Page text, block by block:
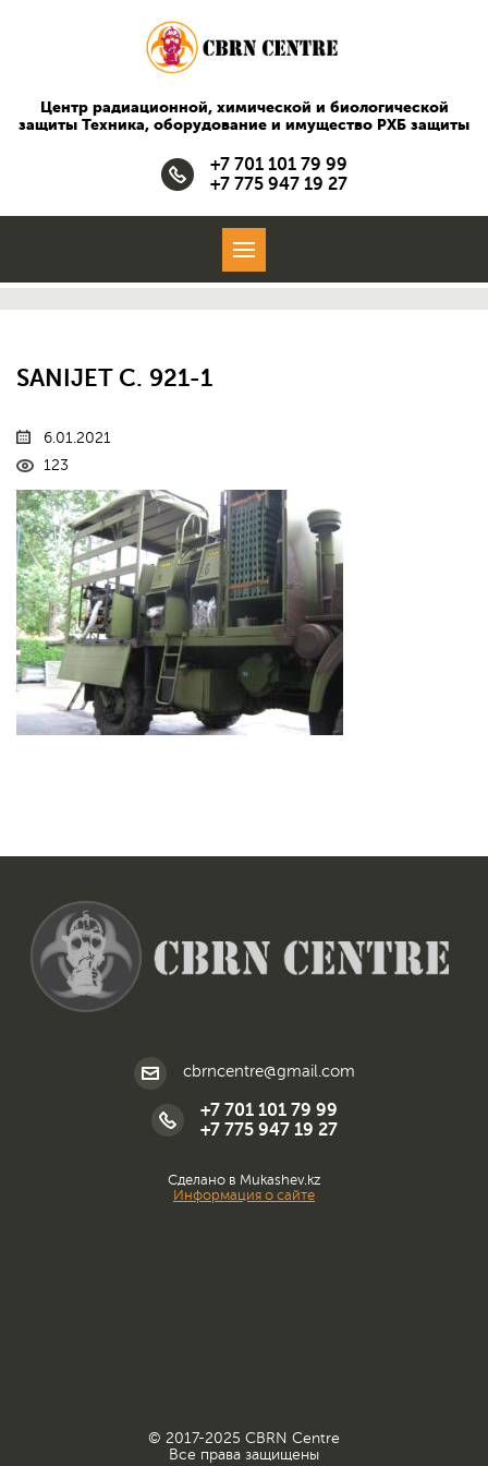
Центр радиационной, химической и биологической
защиты Техника, оборудование и имущество РХБ защиты
+7 701 101 79 99
+7 775 947 19 27
SANIJET C. 921-1
6.01.2021
123
cbrncentre@gmail.com
+7 701 101 79 99
+7 775 947 19 27
© 2017-2025 CBRN Centre
Все права защищены
Сделано в Mukashev.kz
Информация о сайте